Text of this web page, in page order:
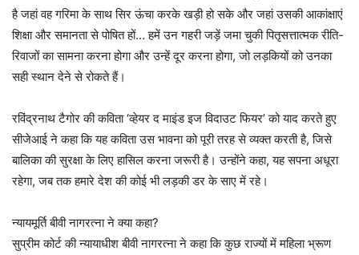
है जहां वह गरिमा के साथ सिर ऊंचा करके खड़ी हो सके और जहां उसकी आकांक्षाएं
शिक्षा और समानता से पोषित हों… हमें उन गहरी जड़ें जमा चुकी पितृसत्तात्मक रीति-
रिवाजों का सामना करना होगा और उन्हें दूर करना होगा, जो लड़कियों को उनका
सही स्थान देने से रोकते हैं।
रविंद्रनाथ टैगोर की कविता ‘व्हेयर द माइंड इज विदाउट फियर’ को याद करते हुए
सीजेआई ने कहा कि यह कविता उस भावना को पूरी तरह से व्यक्त करती है, जिसे
बालिका की सुरक्षा के लिए हासिल करना जरूरी है। उन्होंने कहा, यह सपना अधूरा
रहेगा, जब तक हमारे देश की कोई भी लड़की डर के साए में रहे।
न्यायमूर्ति बीवी नागरत्ना ने क्या कहा?
सुप्रीम कोर्ट की न्यायाधीश बीवी नागरत्ना ने कहा कि कुछ राज्यों में महिला भ्रूण